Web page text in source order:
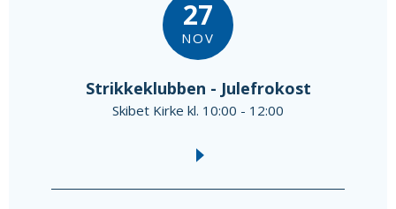
27
NOV
Strikkeklubben - Julefrokost
Skibet Kirke kl. 10:00 - 12:00